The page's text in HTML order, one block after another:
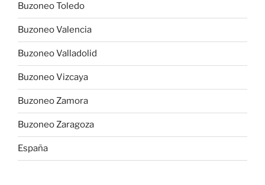
Buzoneo Toledo
Buzoneo Valencia
Buzoneo Valladolid
Buzoneo Vizcaya
Buzoneo Zamora
Buzoneo Zaragoza
España